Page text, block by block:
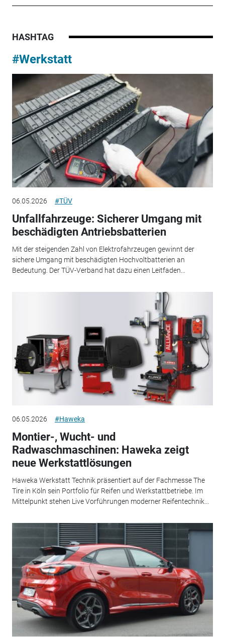
HASHTAG
#Werkstatt
06.05.2026 #TÜV
Unfallfahrzeuge: Sicherer Umgang mit
beschädigten Antriebsbatterien
Mit der steigenden Zahl von Elektrofahrzeugen gewinnt der
sichere Umgang mit beschädigten Hochvoltbatterien an
Bedeutung. Der TÜV-Verband hat dazu einen Leitfaden...
06.05.2026 #Haweka
Montier-, Wucht- und
Radwaschmaschinen: Haweka zeigt
neue Werkstattlösungen
Haweka Werkstatt Technik präsentiert auf der Fachmesse The
Tire in Köln sein Portfolio für Reifen und Werkstattbetriebe. Im
Mittelpunkt stehen Live Vorführungen moderner Reifentechnik...